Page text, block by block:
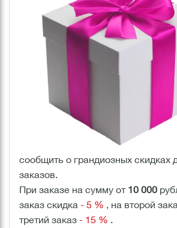
сообщить о грандиозных скидках
заказов.
При заказе на сумму от 10 000
заказ скидка - 5 % , на второй
третий заказ - 15 % .